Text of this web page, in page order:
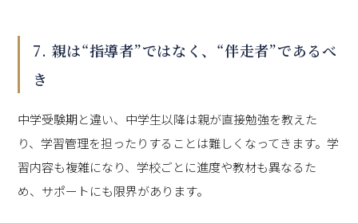
7. 親は“指導者”ではなく、“伴走者”であるべ
き
中学受験期と違い、中学生以降は親が直接勉強を教えた
り、学習管理を担ったりすることは難しくなってきます。学
習内容も複雑になり、学校ごとに進度や教材も異なるた
め、サポートにも限界があります。